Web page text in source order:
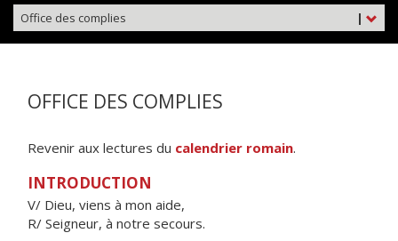
|
Office des complies
OFFICE DES COMPLIES
Revenir aux lectures du calendrier romain.
INTRODUCTION
V/ Dieu, viens à mon aide,
R/ Seigneur, à notre secours.